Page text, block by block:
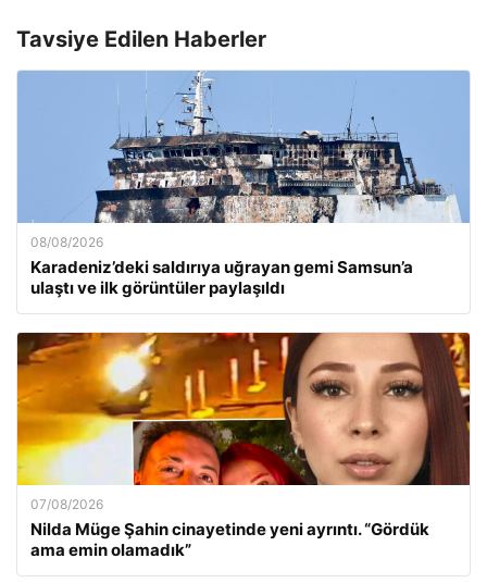
Tavsiye Edilen Haberler
08/08/2026
Karadeniz’deki saldırıya uğrayan gemi Samsun’a
ulaştı ve ilk görüntüler paylaşıldı
07/08/2026
Nilda Müge Şahin cinayetinde yeni ayrıntı. “Gördük
ama emin olamadık”